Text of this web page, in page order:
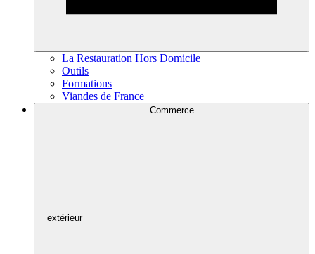
La Restauration Hors Domicile
Outils
Formations
Viandes de France
Commerce
extérieur